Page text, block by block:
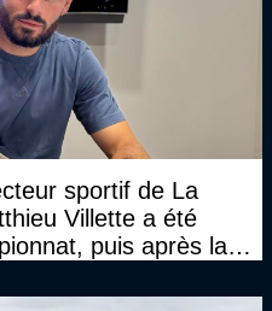
sportif de La
Villette a été
puis après la